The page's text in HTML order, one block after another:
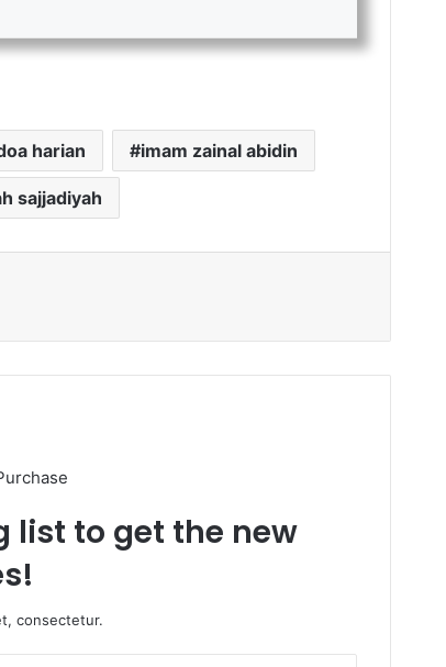
harian imam zainal abidin
sajjadiyah
list to get the new
consectetur.